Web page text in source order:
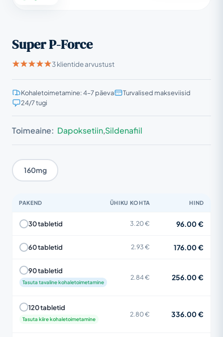
Super P-Force
3 klientide arvustust
Kohaletoimetamine: 4–7 päeva
Turvalised makseviisid
24/7 tugi
Toimeaine: Dapoksetiin,Sildenafiil
160mg
PAKEND ÜHIKU KOHTA HIND
30 tabletid 3.20 € 96.00 €
60 tabletid 2.93 € 176.00 €
90 tabletid
Tasuta tavaline kohaletoimetamine
2.84 € 256.00 €
120 tabletid
Tasuta kiire kohaletoimetamine
2.80 € 336.00 €